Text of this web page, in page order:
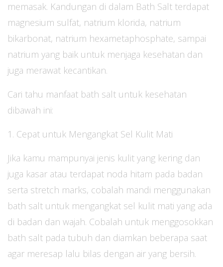
memasak. Kandungan di dalam Bath Salt terdapat
magnesium sulfat, natrium klorida, natrium
bikarbonat, natrium hexametaphosphate, sampai
natrium yang baik untuk menjaga kesehatan dan
juga merawat kecantikan.
Cari tahu manfaat bath salt untuk kesehatan
dibawah ini:
1. Cepat untuk Mengangkat Sel Kulit Mati
Jika kamu mampunyai jenis kulit yang kering dan
juga kasar atau terdapat noda hitam pada badan
serta stretch marks, cobalah mandi menggunakan
bath salt untuk mengangkat sel kulit mati yang ada
di badan dan wajah. Cobalah untuk menggosokkan
bath salt pada tubuh dan diamkan beberapa saat
agar meresap lalu bilas dengan air yang bersih.